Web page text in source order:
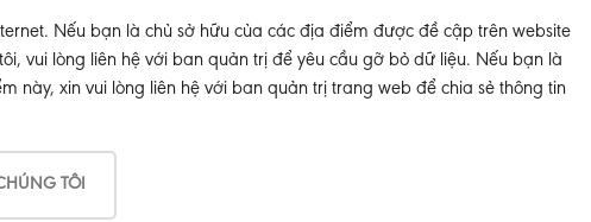
Nếu bạn là chủ sở hữu của các địa điểm được đề cập trên website
vui lòng liên hệ với ban quản trị để yêu cầu gỡ bỏ dữ liệu. Nếu bạn là
này, xin vui lòng liên hệ với ban quản trị trang web để chia sẻ thông tin
TÔI